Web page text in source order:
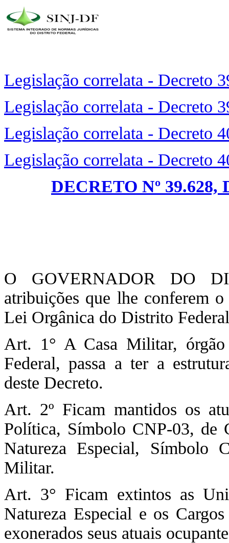
Legislação correlata - Decreto
Legislação correlata - Decreto
Legislação correlata - Decreto
Legislação correlata - Decreto
DECRETO Nº 39.628,
O GOVERNADOR DO
atribuições que lhe
Lei Orgânica do Distrito
Art. 1° A Casa Militar,
Federal, passa a ter a
deste Decreto.
Art. 2º Ficam mantidos os
Política, Símbolo CNP-03, de
Natureza Especial, Símbolo
Militar.
Art. 3° Ficam extintos as
Natureza Especial e os
exonerados seus atuais